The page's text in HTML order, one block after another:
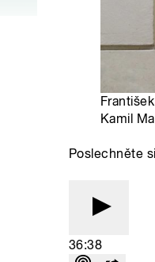
Kamil
Poslechněte
36:38